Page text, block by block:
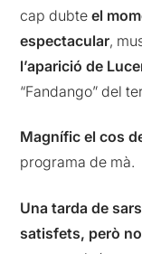
cap dubteel
espectacular,
l’aparició de
“Fandango” del
Magnífic el cos
programa de mà.
Una tarda de
satisfets, però